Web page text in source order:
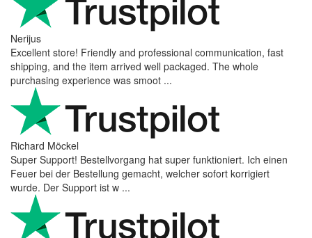
Nerijus
Excellent store! Friendly and professional communication, fast
shipping, and the item arrived well packaged. The whole
purchasing experience was smoot ...
Richard Möckel
Super Support! Bestellvorgang hat super funktioniert. Ich einen
Feuer bei der Bestellung gemacht, welcher sofort korrigiert
wurde. Der Support ist w ...